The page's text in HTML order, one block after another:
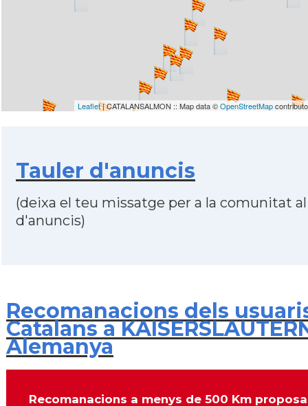
Leaflet| CATALANSALMON :: Map data ©OpenStreetMap
Tauler d'anuncis
(deixa el teu missatge per a la comunitat
d'anuncis)
Recomanacions dels
Catalans a
Alemanya
Recomanacions a menys de 500 Km